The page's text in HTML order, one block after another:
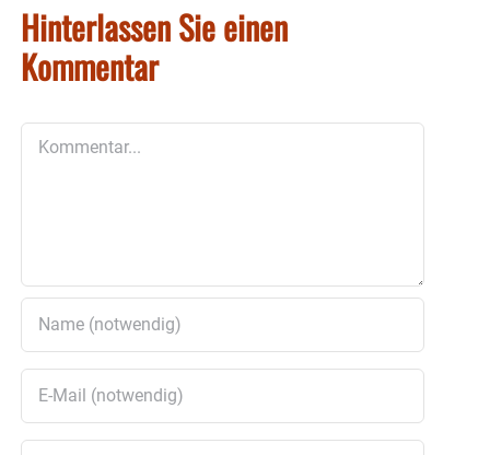
Hinterlassen Sie einen
Kommentar